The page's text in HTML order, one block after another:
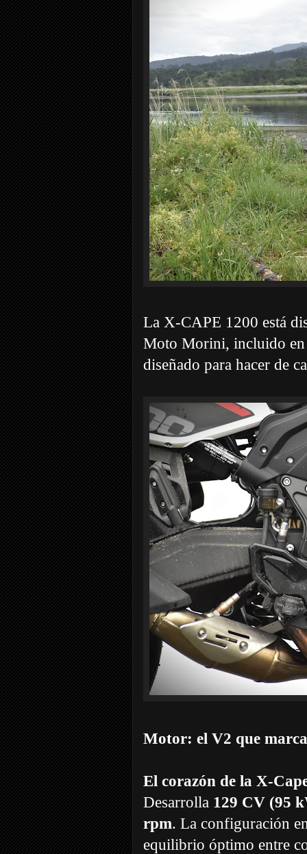
La X-CAPE 1200 está
Moto Morini, incluido
diseñado para hacer de
Motor: el V2 que
El corazón de la X-
Desarrolla 129 CV (95
rpm. La configuración
equilibrio óptimo entre